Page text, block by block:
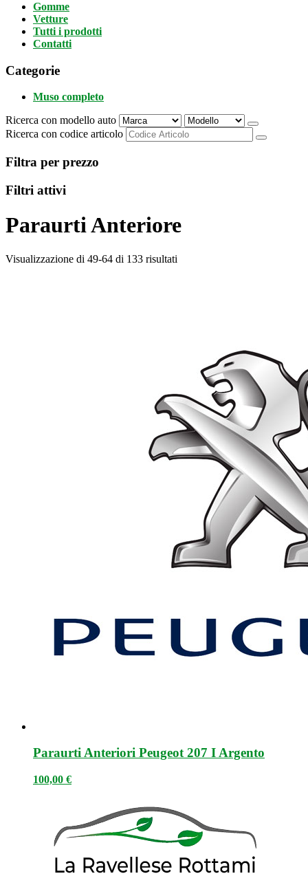
Gomme
Vetture
Tutti i prodotti
Contatti
Categorie
Muso completo
Ricerca con modello auto
Ricerca con codice articolo
Filtra per prezzo
Filtri attivi
Paraurti Anteriore
Visualizzazione di 49-64 di 133 risultati
Paraurti Anteriori Peugeot 207 I Argento
100,00 €